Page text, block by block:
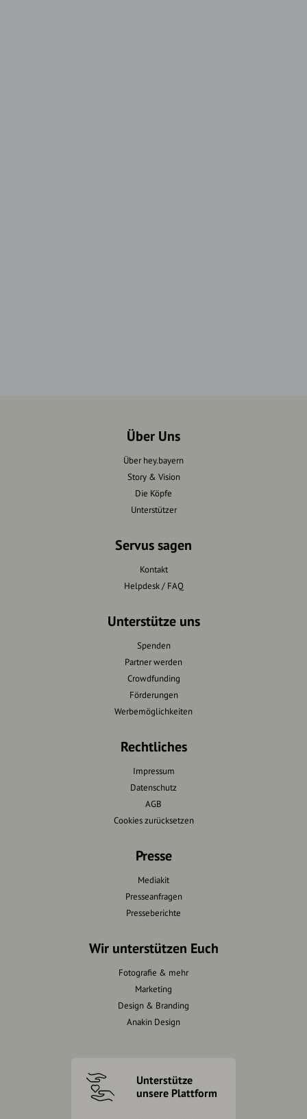
Über Uns
Über hey.bayern
Story & Vision
Die Köpfe
Unterstützer
Servus sagen
Kontakt
Helpdesk / FAQ
Unterstütze uns
Spenden
Partner werden
Crowdfunding
Förderungen
Werbemöglichkeiten
Rechtliches
Impressum
Datenschutz
AGB
Cookies zurücksetzen
Presse
Mediakit
Presseanfragen
Presseberichte
Wir unterstützen Euch
Fotografie & mehr
Marketing
Design & Branding
Anakin Design
Unterstütze
unsere Plattform